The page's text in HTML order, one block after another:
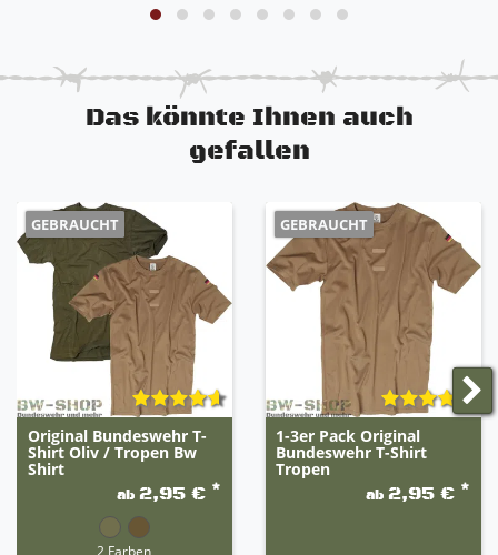
Meindl Multigrip® MTH® Sohle
Einstieg
Eindringen von Sand und Kriechtieren wird
durch spezielle Nähte verhindert
extrem widerstandsfähig uns sehr robust
Das könnte Ihnen auch
gefallen
GEBRAUCHT
Original Bundeswehr T-
Shirt Oliv / Tropen Bw
Shirt
ab 2,95 € *
2 Farben
GEBRAUCHT
1-3er Pack Original
Bundeswehr T-Shirt
Tropen
ab 2,95 € *